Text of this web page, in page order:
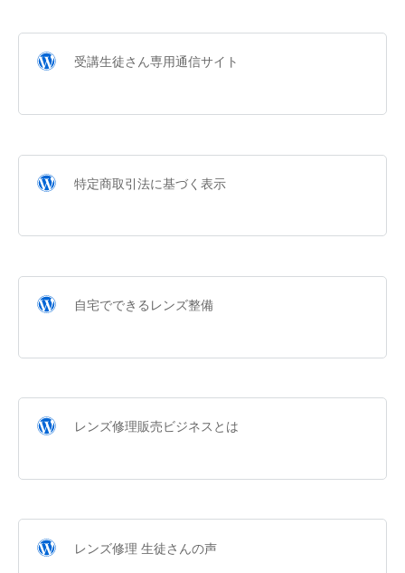
受講生徒さん専用通信サイト
特定商取引法に基づく表示
自宅でできるレンズ整備
レンズ修理販売ビジネスとは
レンズ修理 生徒さんの声